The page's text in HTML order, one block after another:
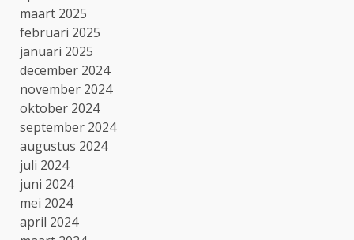
maart 2025
februari 2025
januari 2025
december 2024
november 2024
oktober 2024
september 2024
augustus 2024
juli 2024
juni 2024
mei 2024
april 2024